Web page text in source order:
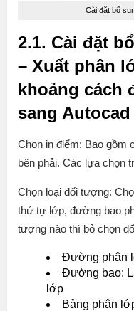
Cài đặt bổ
2.1. Cài đặt
– Xuất phân
khoảng cách
sang Autocad
Chọn in điểm: Bao gồm
bên phải. Các lựa chọn
Chọn loại đối tượng:
thứ tự lớp, đường bao
tượng nào thì bỏ chọn
Đường phân
Đường bao:
lớp
Bảng phân